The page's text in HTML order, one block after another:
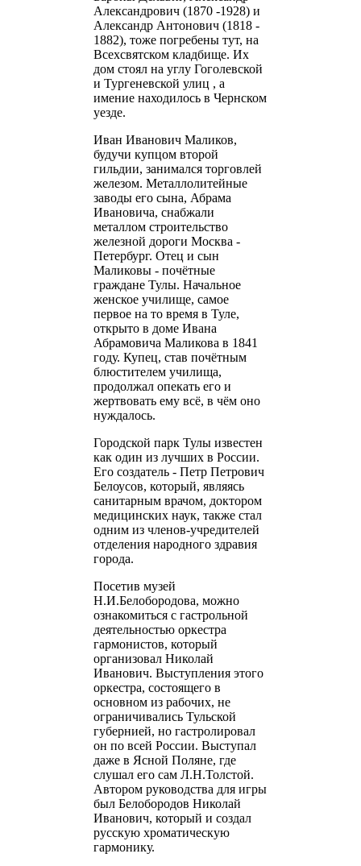
Александрович (1870 -1928) и
Александр Антонович (1818 -
1882), тоже погребены тут, на
Всехсвятском кладбище. Их
дом стоял на углу Гоголевской
и Тургеневской улиц , а
имение находилось в Чернском
уезде.
Иван Иванович Маликов,
будучи купцом второй
гильдии, занимался торговлей
железом. Металлолитейные
заводы его сына, Абрама
Ивановича, снабжали
металлом строительство
железной дороги Москва -
Петербург. Отец и сын
Маликовы - почётные
граждане Тулы. Начальное
женское училище, самое
первое на то время в Туле,
открыто в доме Ивана
Абрамовича Маликова в 1841
году. Купец, став почётным
блюстителем училища,
продолжал опекать его и
жертвовать ему всё, в чём оно
нуждалось.
Городской парк Тулы известен
как один из лучших в России.
Его создатель - Петр Петрович
Белоусов, который, являясь
санитарным врачом, доктором
медицинских наук, также стал
одним из членов-учредителей
отделения народного здравия
города.
Посетив музей
Н.И.Белобородова, можно
ознакомиться с гастрольной
деятельностью оркестра
гармонистов, который
организовал Николай
Иванович. Выступления этого
оркестра, состоящего в
основном из рабочих, не
ограничивались Тульской
губернией, но гастролировал
он по всей России. Выступал
даже в Ясной Поляне, где
слушал его сам Л.Н.Толстой.
Автором руководства для игры
был Белобородов Николай
Иванович, который и создал
русскую хроматическую
гармонику.